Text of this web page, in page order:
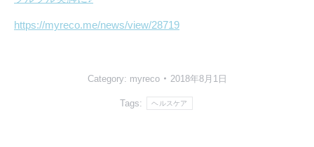
https://myreco.me/news/view/28719
Category: myreco 2018年8月1日
Tags: ヘルスケア